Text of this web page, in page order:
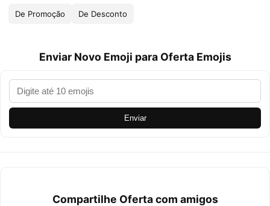
De Promoção De Desconto
Enviar Novo Emoji para Oferta Emojis
Enviar
Compartilhe Oferta com amigos